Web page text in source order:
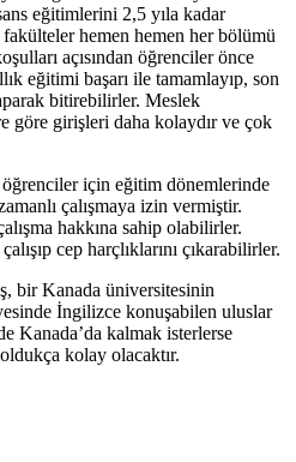
eğitimlerini 2,5 yıla kadar
hemen hemen her bölümü
açısından öğrenciler önce
eğitimi başarı ile tamamlayıp, son
bitirebilirler. Meslek
göre girişleri daha kolaydır ve çok
için eğitim dönemlerinde
çalışmaya izin vermiştir.
hakkına sahip olabilirler.
cep harçlıklarını çıkarabilirler.
bir Kanada üniversitesinin
İngilizce konuşabilen uluslar
Kanada’da kalmak isterlerse
kolay olacaktır.